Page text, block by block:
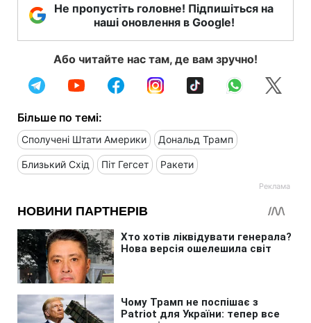
Не пропустіть головне! Підпишіться на
наші оновлення в Google!
Або читайте нас там, де вам зручно!
Більше по темі:
Сполучені Штати Америки Дональд Трамп
Близький Схід Піт Гегсет Ракети